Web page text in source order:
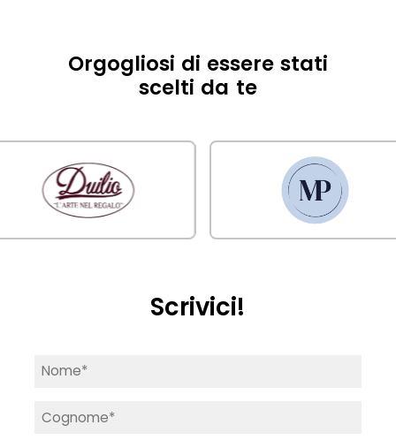
Orgogliosi di essere stati
scelti da te
Scrivici!